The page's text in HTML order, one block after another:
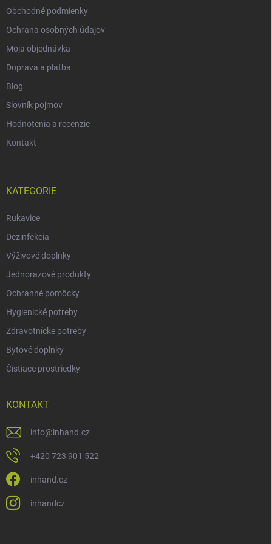
Obchodné podmienky
Ochrana osobných údajov
Moja objednávka
Doprava a platba
Blog
Slovník pojmov
Hodnotenia a recenzie
Kontakt
KATEGORIE
Rukavice
Dezinfekcia
Výživové doplnky
Jednorazové produkty
Ochranné pomôcky
Hygienické potreby
Zdravotnícke potreby
Bytové doplnky
Čistiace prostriedky
KONTAKT
info@inhand.cz
+420 723 901 522
inhand.cz
inhandcz